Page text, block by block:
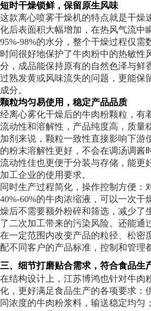
短时干燥锁鲜，保留原生风味
这款离心喷雾干燥机的特点就是干燥
化后表面积大幅增加，在热风气流中
95%-98%的水分，整个干燥过程仅需
时间很好地保护了牛肉粉中的热敏性
分，成品能保持原有的自然色泽与鲜
过熟发黄或风味流失的问题，更能保
成分。
颗粒均匀易使用，稳定产品品质
经离心雾化干燥后的牛肉粉颗粒，有
流动性和溶解性，产品纯度高，质量
加剂来说，颗粒一致性直接影响下
的粉末溶解性更好，不会在调汤调酱
流动性佳也更便于分装与存储，能更
加工企业的使用要求。
同时生产过程简化，操作控制方便：
40%-60%的牛肉浓缩液，可以一次干
燥后不需要额外粉碎和筛选，减少了
了二次加工带来的污染风险。还能通
在一定范围内改变产品的粒径、松密
配不同客户的产品标准，控制和管理
三、细节打磨贴合需求，符合食品生
在结构设计上，江苏博鸿也针对牛肉
化，更好满足食品生产的各项要求：
同浓度的牛肉粉浆料，输送稳定均匀